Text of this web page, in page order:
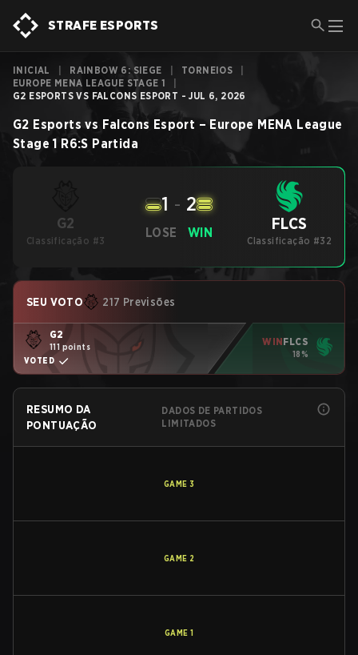
STRAFE ESPORTS
INICIAL RAINBOW 6: SIEGE TORNEIOS
EUROPE MENA LEAGUE STAGE 1
G2 ESPORTS VS FALCONS ESPORT - JUL 6, 2026
G2 Esports vs Falcons Esport – Europe MENA League
Stage 1 R6:S Partida
G2
Classificação #3
LOSE
1 - 2
WIN FLCS
Classificação #32
SEU VOTO 217 Previsões
G2
111 points
VOTED
WINFLCS
18%
RESUMO DA
PONTUAÇÃO
DADOS DE PARTIDOS
LIMITADOS
GAME 3
GAME 2
GAME 1